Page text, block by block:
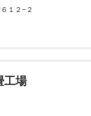
１２−２
工場